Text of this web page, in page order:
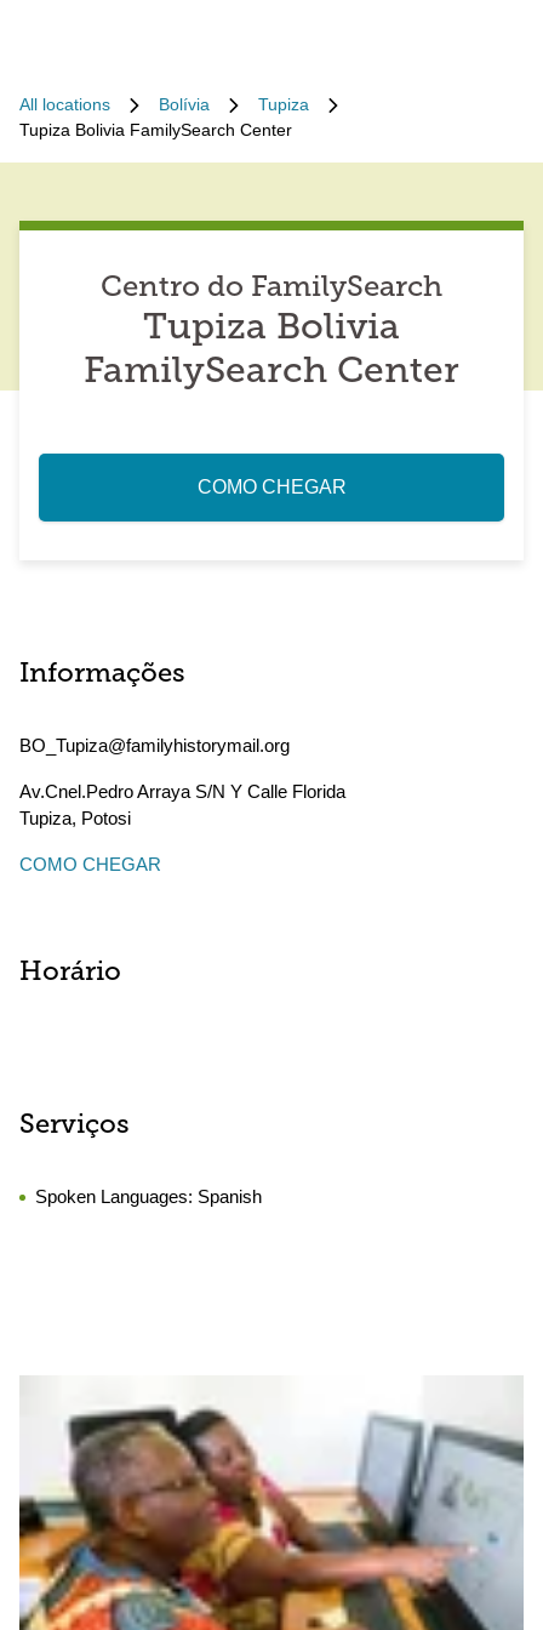
All locations Bolívia
Tupiza
Tupiza Bolivia FamilySearch Center
Centro do FamilySearch
Tupiza Bolivia
FamilySearch Center
COMO CHEGAR
Informações
BO_Tupiza@familyhistorymail.org
Av.Cnel.Pedro Arraya S/N Y Calle Florida
Tupiza, Potosi
COMO CHEGAR
Horário
Serviços
Spoken Languages: Spanish